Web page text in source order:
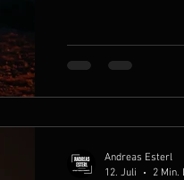
und viele finden
ist es im Moment
Andreas Esterl
12. Juli
2 Min.